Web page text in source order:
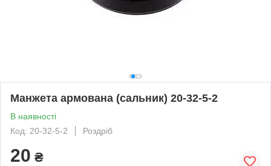
Манжета армована (сальник) 20-32-5-2
В наявності
Код: 20-32-5-2
Роздріб
20 ₴